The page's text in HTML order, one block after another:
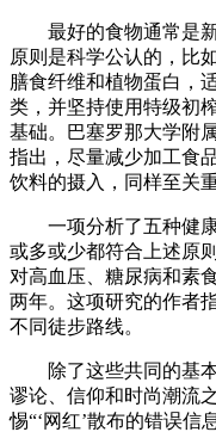
最好的食物通常是
原则是科学公认的，比
膳食纤维和植物蛋白，
类，并坚持使用特级初
基础。巴塞罗那大学附
指出，尽量减少加工食
饮料的摄入，同样至关重
一项分析了五种健
或多或少都符合上述原
对高血压、糖尿病和素
两年。这项研究的作者
不同徒步路线。
除了这些共同的基
谬论、信仰和时尚潮流
惕“‘网红’散布的错误信